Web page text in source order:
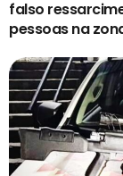
falso
pessoas na